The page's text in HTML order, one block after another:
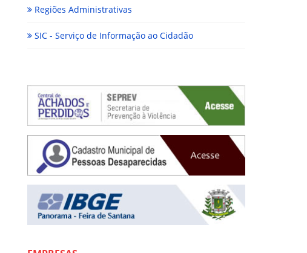
Regiões Administrativas
SIC - Serviço de Informação ao Cidadão